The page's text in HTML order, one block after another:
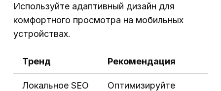
Используйте адаптивный дизайн для
комфортного просмотра на мобильных
устройствах.
Тренд Рекомендация
Локальное SEO
Оптимизируйте